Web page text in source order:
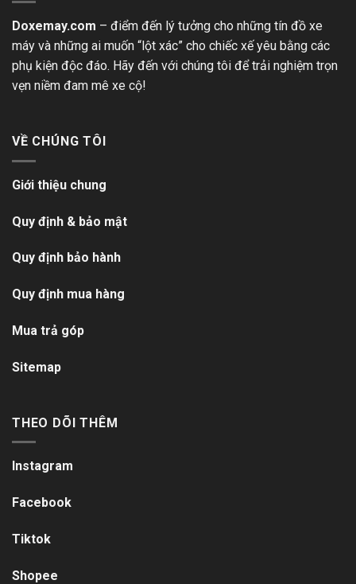
Doxemay.com – điểm đến lý tưởng cho những tín đồ xe
máy và những ai muốn “lột xác” cho chiếc xế yêu bằng các
phụ kiện độc đáo. Hãy đến với chúng tôi để trải nghiệm trọn
vẹn niềm đam mê xe cộ!
VỀ CHÚNG TÔI
Giới thiệu chung
Quy định & bảo mật
Quy định bảo hành
Quy định mua hàng
Mua trả góp
Sitemap
THEO DÕI THÊM
Instagram
Facebook
Tiktok
Shopee